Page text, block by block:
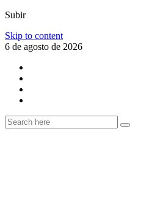
Subir
Skip to content
6 de agosto de 2026